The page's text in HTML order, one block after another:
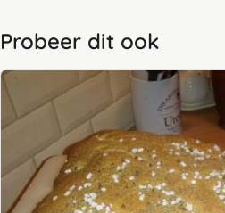
Probeer dit ook